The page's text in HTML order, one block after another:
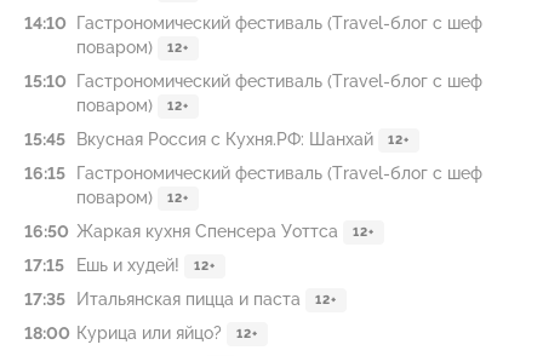
14:10
Гастрономический фестиваль (Travel-блог с шеф
поваром)
12+
15:10
Гастрономический фестиваль (Travel-блог с шеф
поваром)
12+
15:45 Вкусная Россия с Кухня.РФ: Шанхай 12+
16:15
Гастрономический фестиваль (Travel-блог с шеф
поваром)
12+
16:50 Жаркая кухня Спенсера Уоттса 12+
17:15 Ешь и худей! 12+
17:35 Итальянская пицца и паста 12+
18:00 Курица или яйцо? 12+